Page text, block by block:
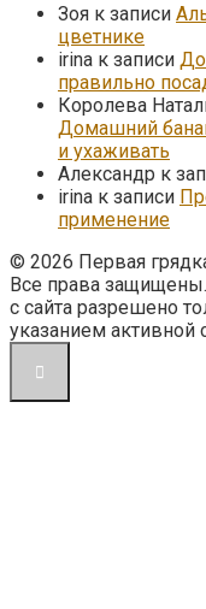
Зоя к записи
цветнике
irina к записи
правильно
Королева
Домашний
и ухаживать
Александр к
irina к записи
применение
© 2026 Первая
Все права
с сайта разрешено
указанием активной